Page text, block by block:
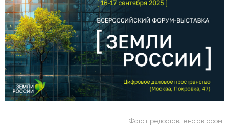
Фото предоставлено автором